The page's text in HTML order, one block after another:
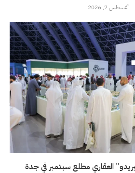
أغسطس 7, 2026
العقاري مطلع سبتمبر في جدة